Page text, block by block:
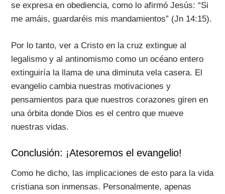
se expresa en obediencia, como lo afirmó Jesús: “Si
me amáis, guardaréis mis mandamientos” (Jn 14:15).
Por lo tanto, ver a Cristo en la cruz extingue al
legalismo y al antinomismo como un océano entero
extinguiría la llama de una diminuta vela casera. El
evangelio cambia nuestras motivaciones y
pensamientos para que nuestros corazones giren en
una órbita donde Dios es el centro que mueve
nuestras vidas.
Conclusión: ¡Atesoremos el evangelio!
Como he dicho, las implicaciones de esto para la vida
cristiana son inmensas. Personalmente, apenas